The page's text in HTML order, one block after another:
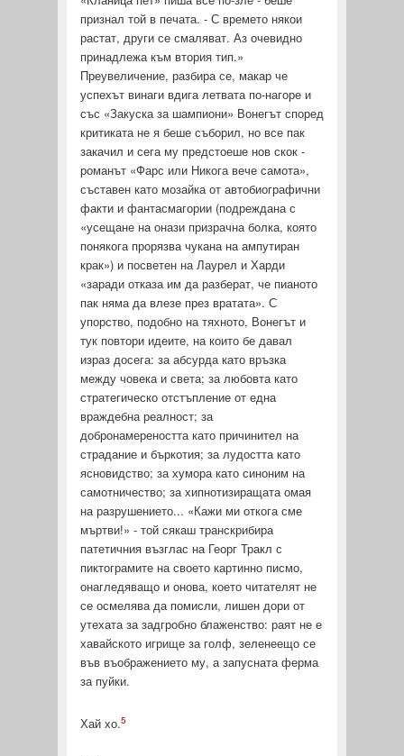
признал той в печата. - С времето някои
растат, други се смаляват. Аз очевидно
принадлежа към втория тип.»
Преувеличение, разбира се, макар че
успехът винаги вдига летвата по-нагоре и
със «Закуска за шампиони» Вонегът според
критиката не я беше съборил, но все пак
закачил и сега му предстоеше нов скок -
романът «Фарс или Никога вече самота»,
съставен като мозайка от автобиографични
факти и фантасмагории (подреж­дана с
«усещане на онази призрачна болка, която
понякога прорязва чукана на ампутиран
крак») и посветен на Лаурел и Харди
«заради отказа им да разберат, че пианото
пак няма да влезе през вратата». С
упорство, подобно на тяхното, Воне­гът и
тук повтори идеите, на които бе давал
израз досега: за абсурда като връзка
между човека и света; за любовта като
стратегическо отстъпление от една
враждебна реалност; за
добронамереността като причинител на
страдание и бъркотия; за лудостта като
ясновидство; за хумора като синоним на
самотничество; за хипнотизиращата омая
на разрушението... «Кажи ми откога сме
мъртви!» - той сякаш транскрибира
патетичния възглас на Георг Тракл с
пиктограмите на своето картинно писмо,
онагледяващо и онова, което читателят не
се осмелява да помисли, лишен дори от
утехата за задгробно блаженство: раят не е
хавайското игрище за голф, зеленеещо се
във въображението му, а запусната ферма
за пуйки.
Хай хо.5